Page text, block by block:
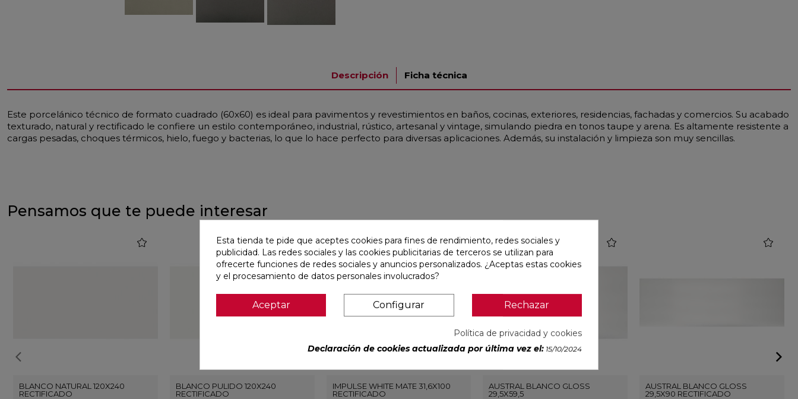
Descripción Ficha técnica
Este porcelánico técnico de formato cuadrado (60x60) es ideal para pavimentos y revestimientos en baños, cocinas, exteriores, residencias, fachadas y comercios. Su acabado
texturado, natural y rectificado le confiere un estilo contemporáneo, industrial, rústico, artesanal y vintage, simulando piedra en tonos taupe y arena. Es altamente resistente a
cargas pesadas, choques térmicos, hielo, fuego y bacterias, lo que lo hace perfecto para diversas aplicaciones. Además, su instalación y limpieza son muy sencillas.
Pensamos que te puede interesar
BLANCO NATURAL 120X240
RECTIFICADO
favorite
BLANCO PULIDO 120X240
RECTIFICADO
favorite
IMPULSE WHITE MATE 31,6X100
RECTIFICADO
favorite
AUSTRAL BLANCO GLOSS
29,5X59,5
AUSTRAL BLANCO GLOSS
29,5X90 RECTIFICADO
favorite
Esta tienda te pide que aceptes cookies para fines de rendimiento, redes sociales y
publicidad. Las redes sociales y las cookies publicitarias de terceros se utilizan para
ofrecerte funciones de redes sociales y anuncios personalizados. ¿Aceptas estas cookies
y el procesamiento de datos personales involucrados?
Aceptar Configurar Rechazar
Política de privacidad y cookies
Declaración de cookies actualizada por última vez el: 15/10/2024